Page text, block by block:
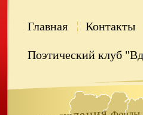
Главная Контакты
Поэтический клуб